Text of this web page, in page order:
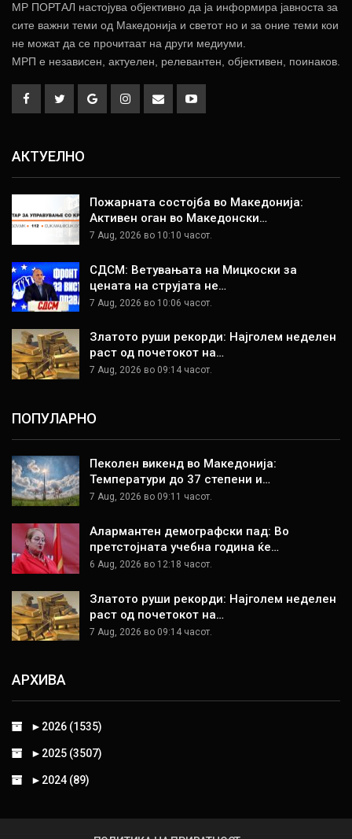
МР ПОРТАЛ настојува објективно да ја информира јавноста за
сите важни теми од Македонија и светот но и за оние теми кои
не можат да се прочитаат на други медиуми.
МРП е независен, актуелен, релевантен, објективен, поинаков.
АКТУЕЛНО
Пожарната состојба во Македонија:
Активен оган во Македонски…
7 Aug, 2026 во 10:10 часот.
СДСМ: Ветувањата на Мицкоски за
цената на струјата не…
7 Aug, 2026 во 10:06 часот.
Златото руши рекорди: Најголем неделен
раст од почетокот на…
7 Aug, 2026 во 09:14 часот.
ПОПУЛАРНО
Пеколен викенд во Македонија:
Температури до 37 степени и…
7 Aug, 2026 во 09:11 часот.
Алармантен демографски пад: Во
претстојната учебна година ќе…
6 Aug, 2026 во 12:18 часот.
Златото руши рекорди: Најголем неделен
раст од почетокот на…
7 Aug, 2026 во 09:14 часот.
АРХИВА
► 2026 (1535)
► 2025 (3507)
► 2024 (89)